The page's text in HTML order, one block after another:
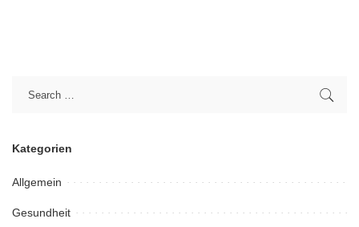
Kategorien
Allgemein
Gesundheit